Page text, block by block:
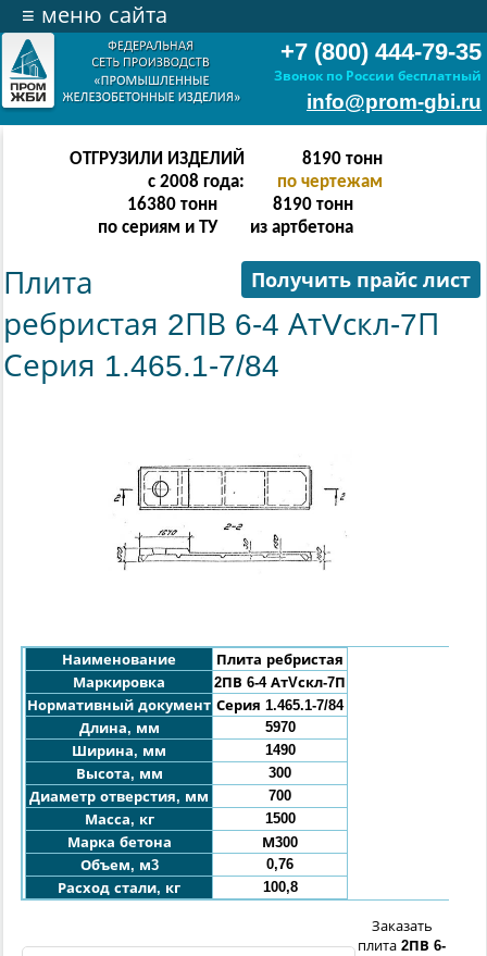
+7 (800) 444-79-35
Звонок по России бесплатный
info@prom-gbi.ru
≡ меню сайта
ОТГРУЗИЛИ ИЗДЕЛИЙ
с 2008 года:
16382тонн
по чертежам
32764 тонн
по сериям и ТУ
16382 тонн
из артбетона
Получить прайс лист
Плита
ребристая 2ПВ 6-4 АтVскл-7П
Серия 1.465.1-7/84
Наименование
Плита ребристая
Маркировка
2ПВ 6-4 АтVскл-7П
Нормативный документ Серия 1.465.1-7/84
Длина, мм
5970
Ширина, мм
1490
Высота, мм
300
Диаметр отверстия, мм
700
Масса, кг
1500
Марка бетона
М300
Объем, м3
0,76
Расход стали, кг
100,8
Заказать
плита 2ПВ 6-